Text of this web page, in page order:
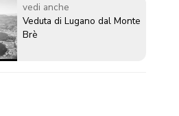
vedi anche
Veduta di Lugano dal Monte
Brè